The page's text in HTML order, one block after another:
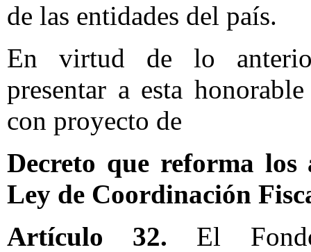
de las entidades del país.
En virtud de lo
presentar a esta
con proyecto de
Decreto que reforma
Ley de Coordinación
Artículo 32. El